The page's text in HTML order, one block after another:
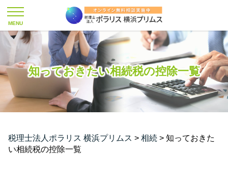
知っておきたい相続税の控除一覧
税理士法人ポラリス 横浜プリムス > 相続 > 知っておきた
い相続税の控除一覧